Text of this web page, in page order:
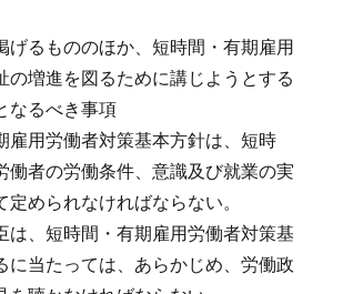
げるもののほか、短時間・有期雇用
の増進を図るために講じようとする
なるべき事項
雇用労働者対策基本方針は、短時
働者の労働条件、意識及び就業の実
められなければならない。
は、短時間・有期雇用労働者対策基
に当たっては、あらかじめ、労働政